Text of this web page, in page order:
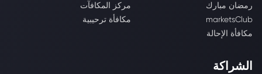
رمضان مبارك
مركز المكافآت
marketsClub
مكافأة ترحيبية
مكافأة الإحالة
الشراكة